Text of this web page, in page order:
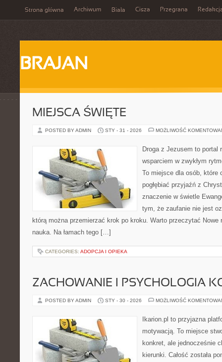
Strona główna Archiwum Biała Cisza Przegrana
BRAJAN
MIEJSCA ŚWIĘTE
POSTED BY ADMIN STY - 31 - 2026 MOŻLIWOŚĆ
Droga z Jezusem to portal
wsparciem w zwykłym
To miejsce dla osób, które
pogłębiać przyjaźń z
znaczenie w świetle
tym, że zaufanie nie jest
którą można przemierzać krok po kroku. Warto przeczytać Nowe
nauka. Na łamach tego […]
CATEGORIES: ADOPCJA I OPIEKA
ZACHOWANIE I PSYCHOLOGIA
POSTED BY ADMIN STY - 30 - 2026 MOŻLIWOŚĆ
Ikarion.pl to przyjazna
motywacją. To miejsce
konkret, ale jednocześnie
kierunki. Całość została